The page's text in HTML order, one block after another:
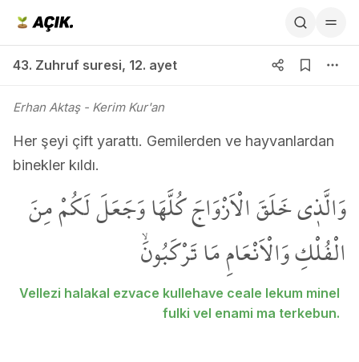
43. Zuhruf suresi, 12. ayet
Erhan Aktaş- Kerim Kur'an
Her şeyi çift yarattı. Gemilerden ve hayvanlardan
binekler kıldı.
وَالَّذ۪ي خَلَقَ الْاَزْوَاجَ كُلَّهَا وَجَعَلَ لَكُمْ مِنَ
الْفُلْكِ وَالْاَنْعَامِ مَا تَرْكَبُونَۙ
Vellezi halakal ezvace kullehave ceale lekum minel
fulki vel enami ma terkebun.